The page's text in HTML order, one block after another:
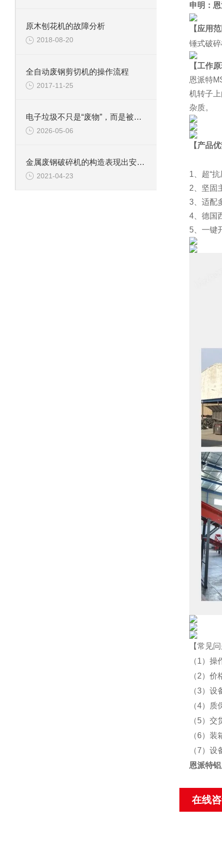
原木刨花机的故障分析
2018-08-20
全自动废钢剪切机的操作流程
2017-11-25
电子垃圾不只是“废物”，而是被低估的城市矿山
2026-05-06
金属废钢破碎机的构造表现出安全可靠性
2021-04-23
申明：
【应用
锤式破
【工作
恩派特
机转子
杂质。
【产品
1、超“
2、 坚固
3、适配
4、德国
5、一键
【常见
（1）
（2）
（3）
（4）质
（5）
（6）装
（7）
恩派特
在线